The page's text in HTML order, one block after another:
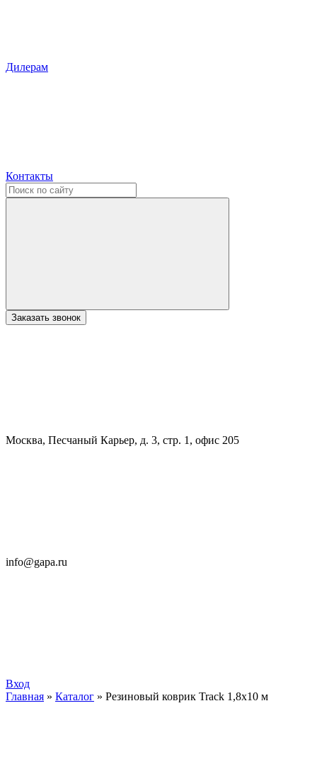
Дилерам
Контакты
Заказать звонок
Москва, Песчаный Карьер, д. 3, стр. 1, офис 205
info@gapa.ru
Вход
Главная » Каталог » Резиновый коврик Track 1,8х10 м